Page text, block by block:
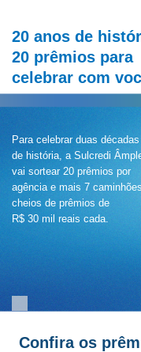
20 anos de
20 prêmios para
celebrar com
Para celebrar duas décadas
de história, a Sulcredi
vai sortear 20 prêmios por
agência e mais 7 caminhões
cheios de prêmios de
R$ 30 mil reais cada.
Confira os